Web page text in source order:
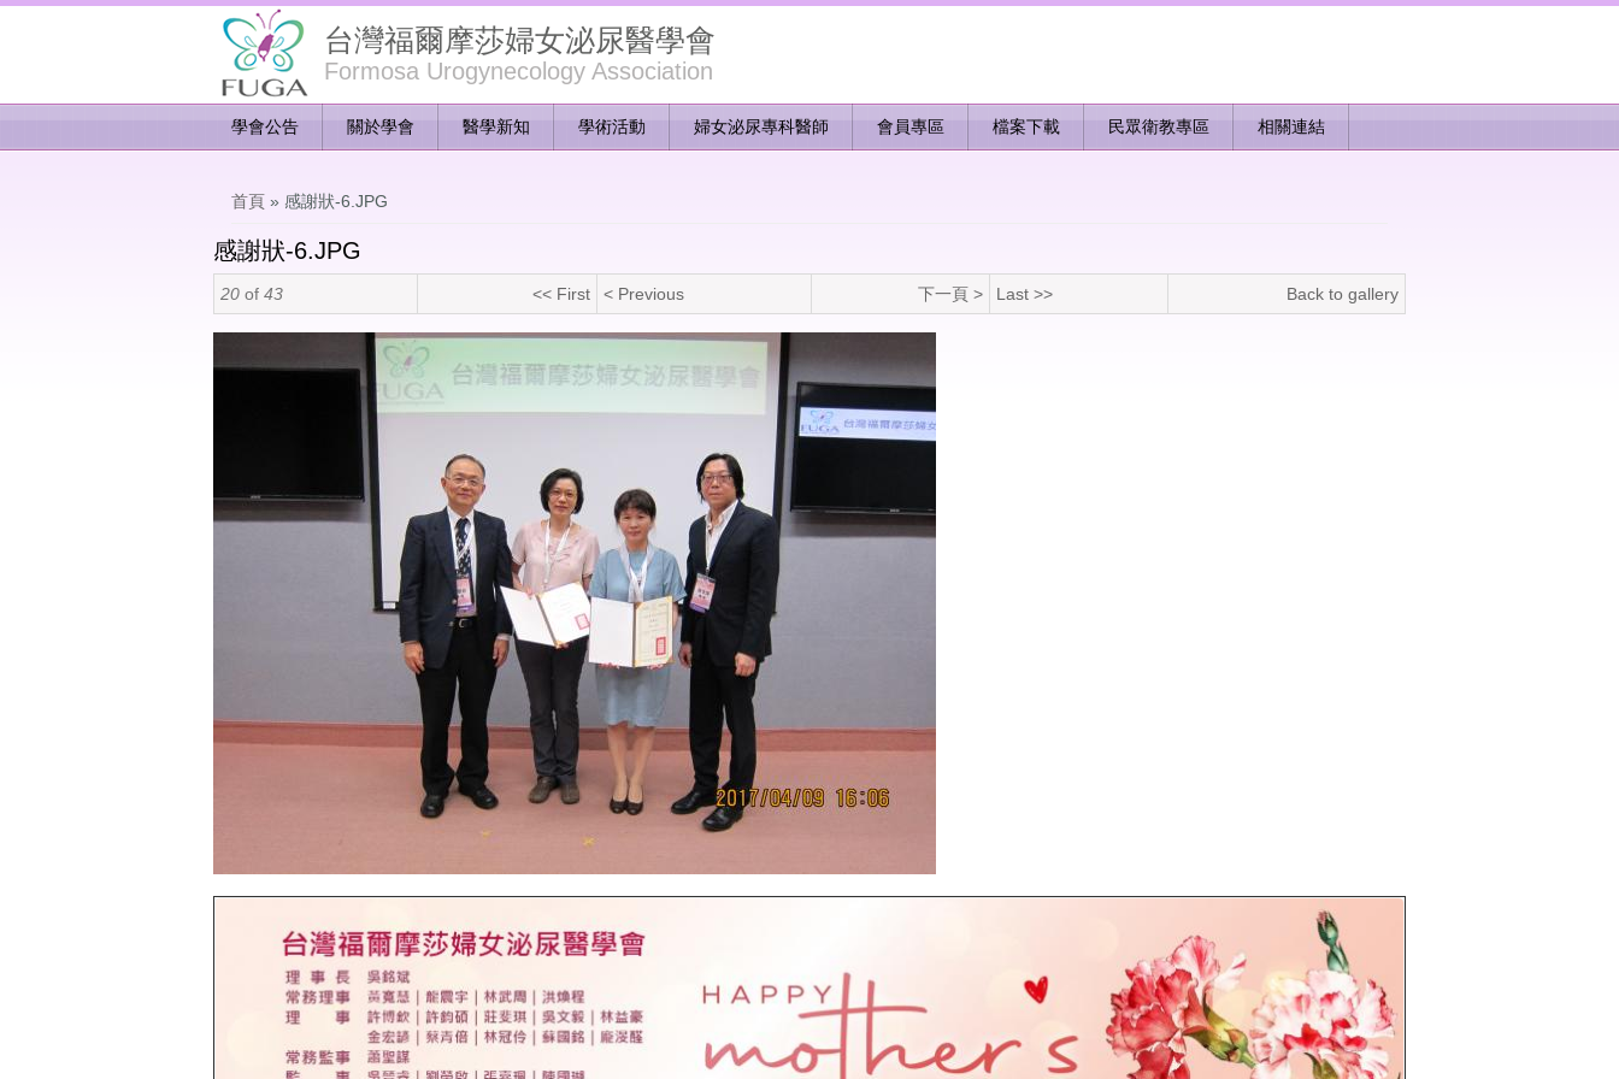
台灣福爾摩莎婦女泌尿醫學會
Formosa Urogynecology Association
學會公告 關於學會 醫學新知 學術活動 婦女泌尿專科醫師 會員專區 檔案下載 民眾衛教專區 相關連結
首頁 » 感謝狀-6.JPG
感謝狀-6.JPG
20 of 43 << First < Previous 下一頁 > Last >> Back to gallery